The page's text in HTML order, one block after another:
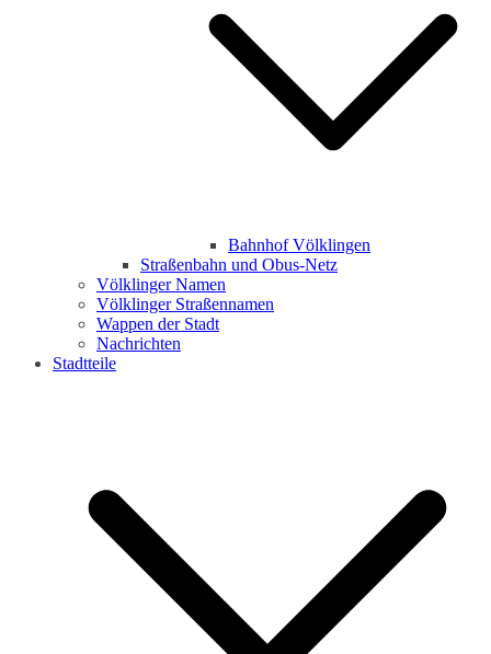
Bahnhof Völklingen
Straßenbahn und Obus-Netz
Völklinger Namen
Völklinger Straßennamen
Wappen der Stadt
Nachrichten
Stadtteile